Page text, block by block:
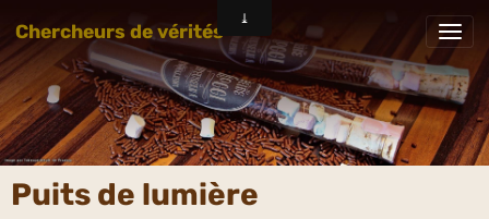
Chercheurs de vérités
Puits de lumière